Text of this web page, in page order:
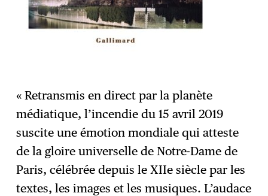
« Retransmis en direct par la planète
médiatique, l’incendie du 15 avril 2019
suscite une émotion mondiale qui atteste
de la gloire universelle de Notre-Dame de
Paris, célébrée depuis le XIIe siècle par les
textes, les images et les musiques. L’audace